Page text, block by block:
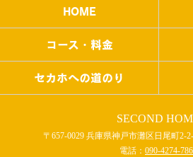
HOME
コース・料金
セカホへの道のり
SECOND
〒657-0029 兵庫県神戸市灘区日尾町2-
電話： 090-4274-